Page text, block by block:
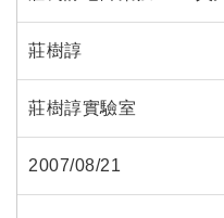
莊樹諄
莊樹諄實驗室
2007/08/21